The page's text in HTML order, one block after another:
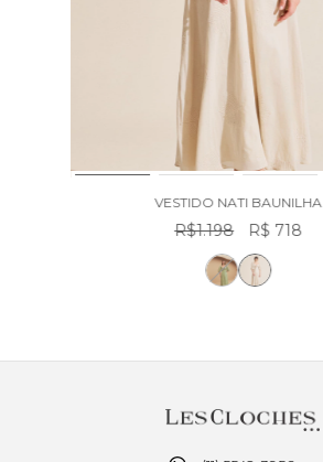
VESTIDO NATI BAUNILHA
R$1.198 R$ 718